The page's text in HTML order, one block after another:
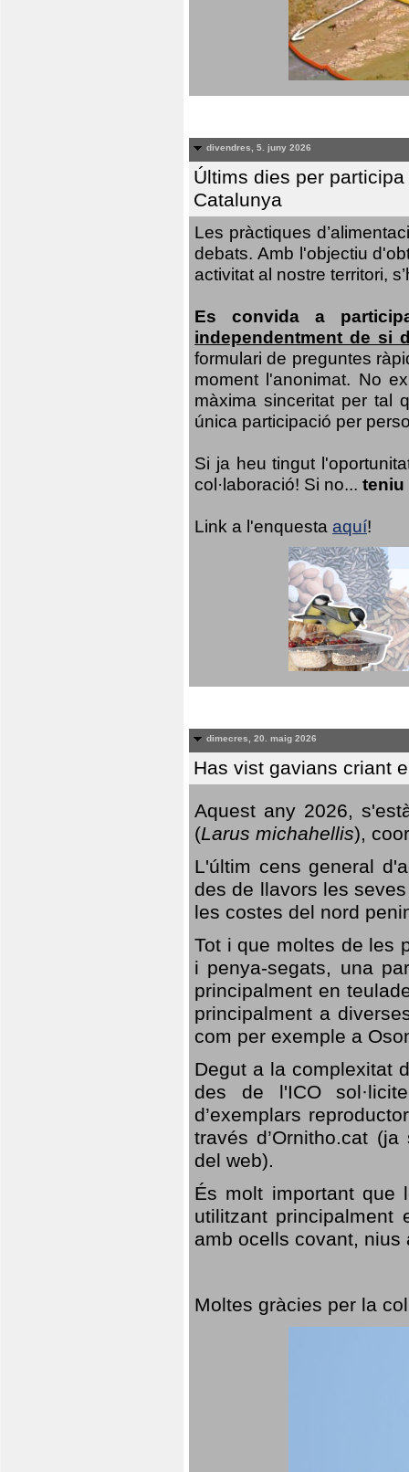
divendres, 5. juny 2026
Últims dies per
Catalunya
Les pràctiques
debats. Amb l'objectiu
activitat al nostre territori,
Es convida a
independentment de si
formulari de preguntes
moment l'anonimat. No
màxima sinceritat per tal
única participació per
Si ja heu tingut
col·laboració! Si no... teniu
Link a l'enquesta aquí!
dimecres, 20. maig 2026
Has vist gavians criant
Aquest any 2026,
(Larus michahellis),
L'últim cens general
des de llavors les
les costes del nord
Tot i que moltes de les
i penya-segats, una
principalment en
principalment a
com per exemple a
Degut a la complexitat
des de l'ICO
d’exemplars
través d’Ornitho.cat
del web).
És molt important que
utilitzant
amb ocells covant,
Moltes gràcies per la